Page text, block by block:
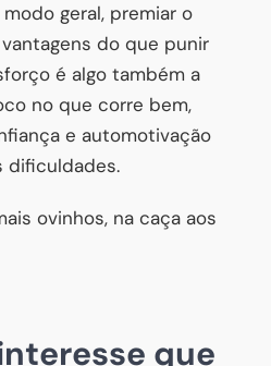
geral, premiar o
do que punir
é algo também a
no que corre bem,
e automotivação
dificuldades.
ovinhos, na caça aos
que